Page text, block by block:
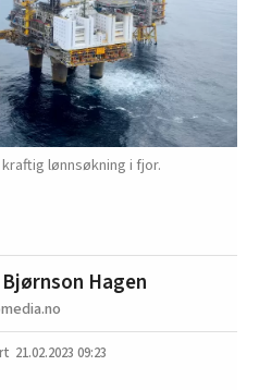
lønnsøkning i fjor.
Hagen
21.02.2023 09:23